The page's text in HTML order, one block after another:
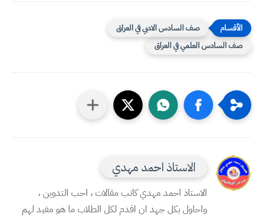
صف السادس الادبي في العراق
صف السادس العلمي في العراق
الاستاذ احمد مهدي
الاستاذ احمد مهدي كاتب مقالات ، احب التدوين ،
واحاول بكل جهد ان اقدم لكل الطلاب ما هو مفيد لهم